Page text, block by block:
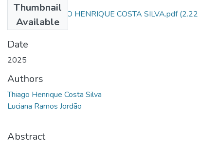
Thumbnail
Available
ARTIGO - THIAGO HENRIQUE COSTA SILVA.pdf(2.22
MB)
Date
2025
Authors
Thiago Henrique Costa Silva
Luciana Ramos Jordão
Abstract